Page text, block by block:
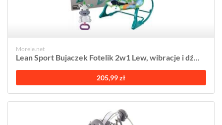
Morele.net
Lean Sport Bujaczek Fotelik 2w1 Lew, wibracje i dź...
205,99 zł